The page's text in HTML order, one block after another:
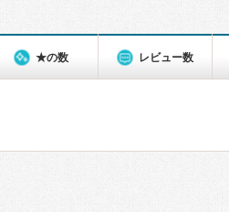
★の数 レビュー数